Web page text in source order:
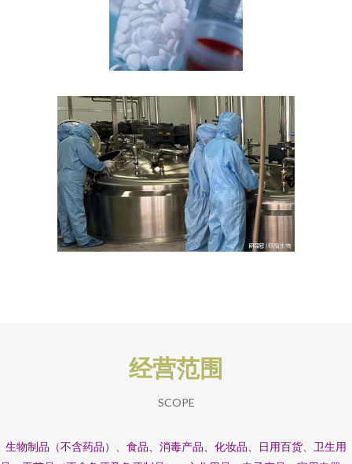
经营范围
SCOPE
生物制品（不含药品）、食品、消毒产品、化妆品、日用百货、卫生用